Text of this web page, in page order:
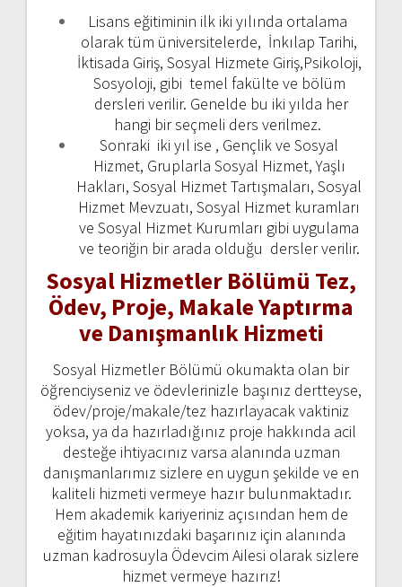
Lisans eğitiminin ilk iki yılında ortalama
olarak tüm üniversitelerde, İnkılap Tarihi,
İktisada Giriş, Sosyal Hizmete Giriş,Psikoloji,
Sosyoloji, gibi temel fakülte ve bölüm
dersleri verilir. Genelde bu iki yılda her
hangi bir seçmeli ders verilmez.
Sonraki iki yıl ise , Gençlik ve Sosyal
Hizmet, Gruplarla Sosyal Hizmet, Yaşlı
Hakları, Sosyal Hizmet Tartışmaları, Sosyal
Hizmet Mevzuatı, Sosyal Hizmet kuramları
ve Sosyal Hizmet Kurumları gibi uygulama
ve teoriğin bir arada olduğu dersler verilir.
Sosyal Hizmetler Bölümü Tez,
Ödev, Proje, Makale Yaptırma
ve Danışmanlık Hizmeti
Sosyal Hizmetler Bölümü okumakta olan bir
öğrenciyseniz ve ödevlerinizle başınız dertteyse,
ödev/proje/makale/tez hazırlayacak vaktiniz
yoksa, ya da hazırladığınız proje hakkında acil
desteğe ihtiyacınız varsa alanında uzman
danışmanlarımız sizlere en uygun şekilde ve en
kaliteli hizmeti vermeye hazır bulunmaktadır.
Hem akademik kariyeriniz açısından hem de
eğitim hayatınızdaki başarınız için alanında
uzman kadrosuyla Ödevcim Ailesi olarak sizlere
hizmet vermeye hazırız!